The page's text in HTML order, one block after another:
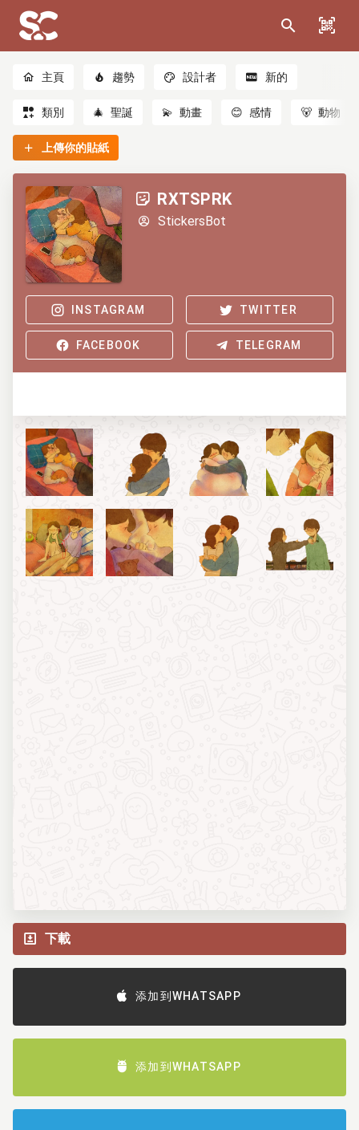
主頁 趨勢 設計者 新的
類別 🎄 聖誕 💫 動畫 😊 感情 🐻 動物
上傳你的貼紙
RXTSPRK
StickersBot
INSTAGRAM TWITTER
FACEBOOK TELEGRAM
下載
添加到WHATSAPP
添加到WHATSAPP